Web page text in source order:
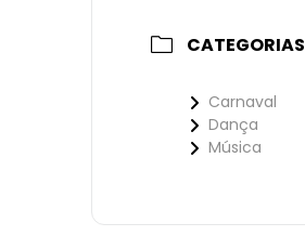
CATEGORIAS
Carnaval
Dança
Música